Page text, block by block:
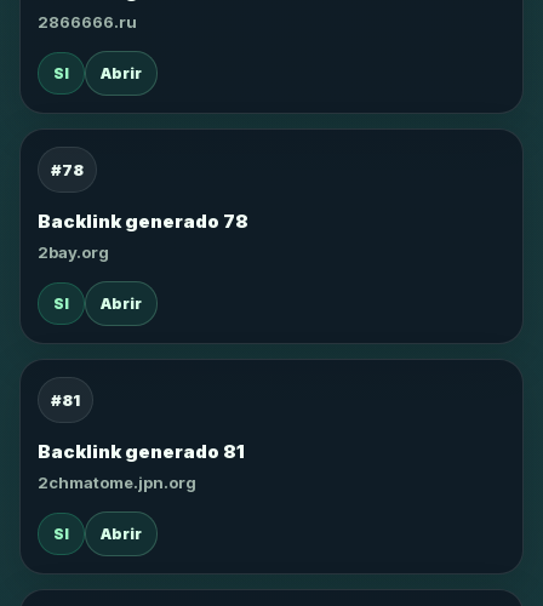
2866666.ru
SI Abrir
#78
Backlink generado 78
2bay.org
SI Abrir
#81
Backlink generado 81
2chmatome.jpn.org
SI Abrir